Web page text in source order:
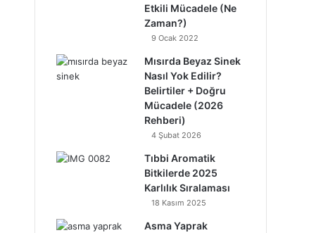
Etkili Mücadele (Ne
Zaman?)
9 Ocak 2022
Mısırda Beyaz Sinek
Nasıl Yok Edilir?
Belirtiler + Doğru
Mücadele (2026
Rehberi)
4 Şubat 2026
Tıbbi Aromatik
Bitkilerde 2025
Karlılık Sıralaması
18 Kasım 2025
Asma Yaprak